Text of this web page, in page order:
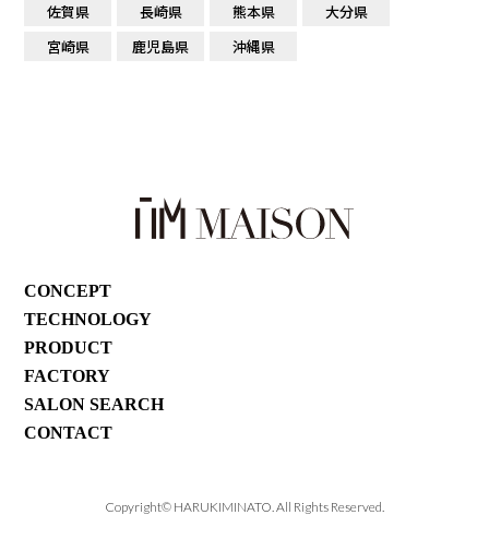
佐賀県
長崎県 熊本県
大分県
宮崎県
鹿児島県 沖縄県
CONCEPT
TECHNOLOGY
PRODUCT
FACTORY
SALON SEARCH
CONTACT
Copyright©︎ HARUKIMINATO. All Rights Reserved.